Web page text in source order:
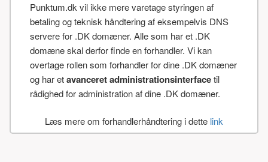
Punktum.dk vil ikke mere varetage styringen af
betaling og teknisk håndtering af eksempelvis DNS
servere for .DK domæner. Alle som har et .DK
domæne skal derfor finde en forhandler. Vi kan
overtage rollen som forhandler for dine .DK domæner
og har etavanceret administrationsinterfacetil
rådighed for administration af dine .DK domæner.
Læs mere om forhandlerhåndtering i dette link